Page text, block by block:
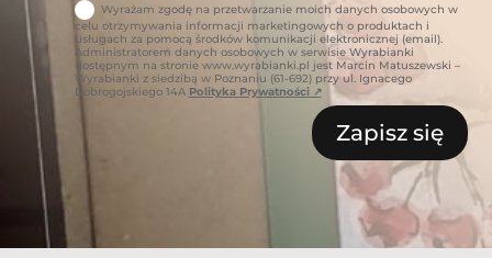
Wyrażam zgodę na przetwarzanie moich danych osobowych w
celu otrzymywania informacji marketingowych o produktach i
usługach za pomocą środków komunikacji elektronicznej (email).
Administratorem danych osobowych w serwisie Wyrabianki
dostępnym na stronie www.wyrabianki.pl jest Marcin Matuszewski –
Wyrabianki z siedzibą w Poznaniu (61-692) przy ul. Ignacego
Dobrogojskiego 14A Polityka Prywatności ↗
Zapisz się